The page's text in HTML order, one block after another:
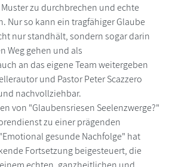
zu durchbrechen und echte
Nur so kann ein tragfähiger Glaube
nur standhält, sondern sogar darin
Weg gehen und als
an das eigene Team weitergeben
und Pastor Peter Scazzero
nachvollziehbar.
von "Glaubensriesen Seelenzwerge?"
zu einer prägenden
gesunde Nachfolge" hat
Fortsetzung beigesteuert, die